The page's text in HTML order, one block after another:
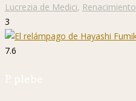
Lucrezia de Medici, Renacimiento
3
7.6
P. plebe